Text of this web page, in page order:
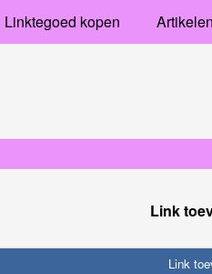
Linktegoed kopen Artikelen
Link
Link